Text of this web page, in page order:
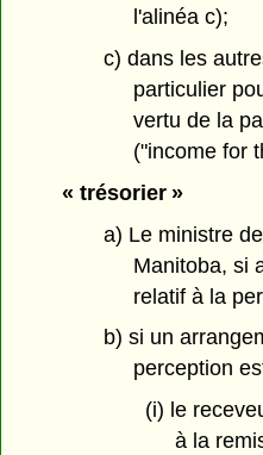
l'alinéa c);
c) dans les
particulier
vertu de la
("income for
« trésorier »
a) Le ministre
Manitoba, si
relatif à la
b) si un
perception
(i) le
à la